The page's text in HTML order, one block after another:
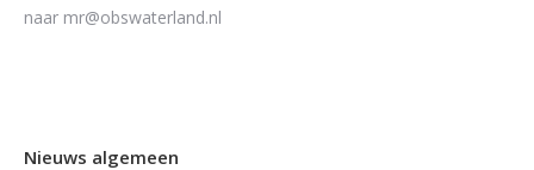
naar mr@obswaterland.nl
Nieuws algemeen